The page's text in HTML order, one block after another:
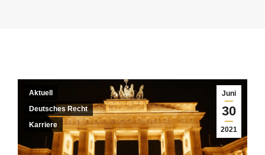
Juni
30
2021
Aktuell
Deutsches Recht
Karriere